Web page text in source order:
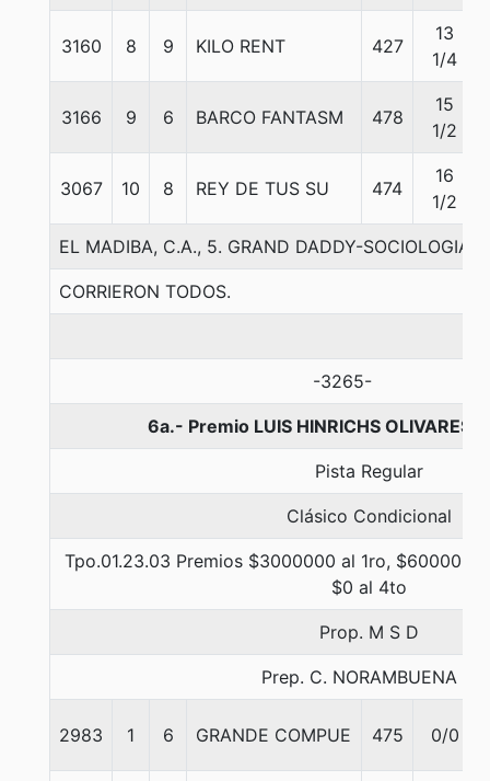
3160 8 9 KILO RENT 427
13
1/4
3166 9 6 BARCO FANTASM 478
15
1/2
3067 10 8 REY DE TUS SU 474
16
1/2
EL MADIBA, C.A., 5. GRAND DADDY-SOCIOLOGIA-
CORRIERON TODOS.
-3265-
6a.- Premio LUIS HINRICHS
Pista Regular
Clásico Condicional
Tpo.01.23.03 Premios $3000000 al 1ro, $600000
$0 al 4to
Prop. M S D
Prep. C. NORAMBUENA B.
2983 1 6 GRANDE COMPUE 475 0/0